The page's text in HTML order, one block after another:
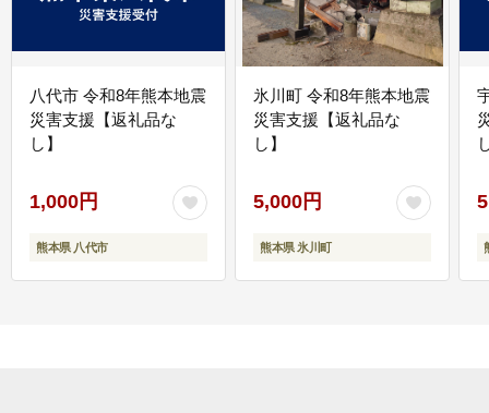
八代市 令和8年熊本地震
災害支援【返礼品な
し】
1,000円
熊本県 八代市
氷川町 令和8年熊本地震
災害支援【返礼品な
し】
5,000円
熊本県 氷川町